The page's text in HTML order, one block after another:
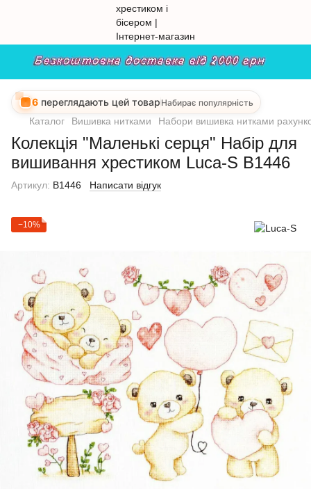
6 переглядають цей товар Набирає популярність
Каталог Вишивка нитками Набори вишивка нитками
Колекція "Маленькі серця" Набір для
вишивання хрестиком Luca-S B1446
Артикул: B1446 Написати відгук
−10%